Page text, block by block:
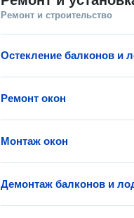
Ремонт и строительство
Остекление балконов и
Ремонт окон
Монтаж окон
Демонтаж балконов и